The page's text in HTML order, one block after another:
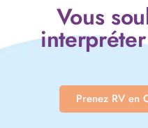
Vous
Prenez RV en